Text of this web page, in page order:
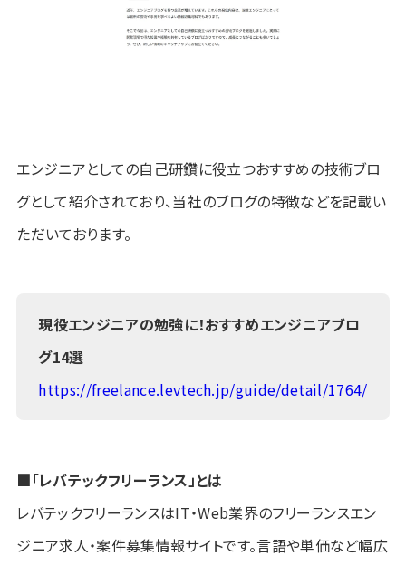
エンジニアとしての自己研鑽に役立つおすすめの技術ブロ
グとして紹介されており、当社のブログの特徴などを記載い
ただいております。
現役エンジニアの勉強に！おすすめエンジニアブロ
グ14選
https://freelance.levtech.jp/guide/detail/1764/
■「レバテックフリーランス」とは
レバテックフリーランスはIT・Web業界のフリーランスエン
ジニア求人・案件募集情報サイトです。言語や単価など幅広